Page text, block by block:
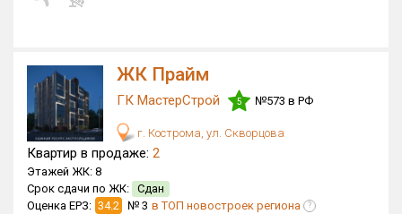
Жилых комплексов
Многоквартирных домов
416 из 416
Блокированных домов
Поселков таунхаусов
Многоквартирных домов
Блокированных домов
ЖК Прайм
ГК МастерСтрой 5 №573 в РФ
г. Кострома, ул. Скворцова
Квартир в продаже: 2
Этажей ЖК: 8
Срок сдачи по ЖК: Сдан
Оценка ЕРЗ: 34.2 № 3 в ТОП новостроек региона ?